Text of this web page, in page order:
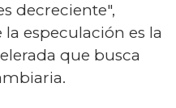
decreciente",
especulación es la
que busca